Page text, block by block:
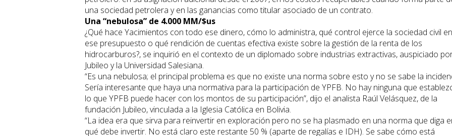
una sociedad petrolera y en las ganancias como titular asociado de un contrato.
Una “nebulosa” de 4.000 MM/$us
¿Qué hace Yacimientos con todo ese dinero, cómo lo administra, qué control ejerce la sociedad civil en
ese presupuesto o qué rendición de cuentas efectiva existe sobre la gestión de la renta de los
hidrocarburos?, se inquirió en el contexto de un diplomado sobre industrias extractivas, auspiciado
Jubileo y la Universidad Salesiana.
“Es una nebulosa; el principal problema es que no existe una norma sobre esto y no se sabe la
Sería interesante que haya una normativa para la participación de YPFB. No hay ninguna que
lo que YPFB puede hacer con los montos de su participación”, dijo el analista Raúl Velásquez, de la
fundación Jubileo, vinculada a la Iglesia Católica en Bolivia.
“La idea era que sirva para reinvertir en exploración pero no se ha plasmado en una norma que diga
qué debe invertir. No está claro este restante 50 % (aparte de regalías e IDH). Se sabe cómo está